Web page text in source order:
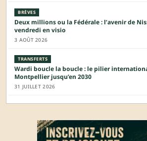
BRÈVES
Deux millions ou la Fédérale : l’avenir de
vendredi en visio
3 AOÛT 2026
TRANSFERTS
Wardi boucle la boucle : le pilier
Montpellier jusqu’en 2030
31 JUILLET 2026